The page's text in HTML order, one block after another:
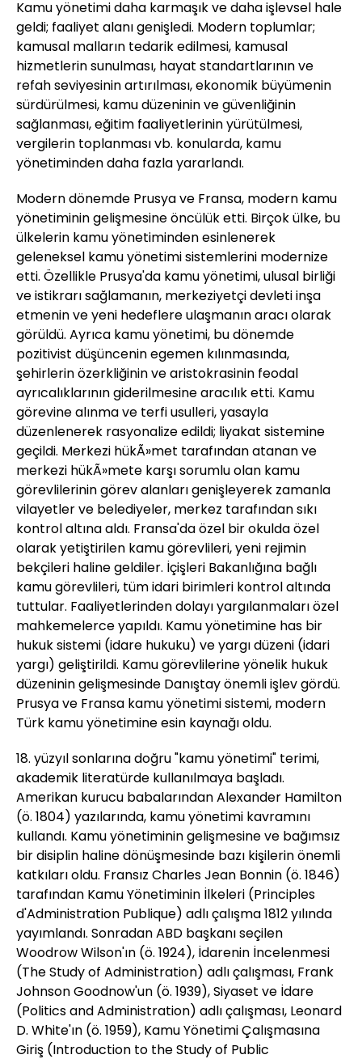
Kamu yönetimi daha karmaşık ve daha işlevsel hale
geldi; faaliyet alanı genişledi. Modern toplumlar;
kamusal malların tedarik edilmesi, kamusal
hizmetlerin sunulması, hayat standartlarının ve
refah seviyesinin artırılması, ekonomik büyümenin
sürdürülmesi, kamu düzeninin ve güvenliğinin
sağlanması, eğitim faaliyetlerinin yürütülmesi,
vergilerin toplanması vb. konularda, kamu
yönetiminden daha fazla yararlandı.
Modern dönemde Prusya ve Fransa, modern kamu
yönetiminin gelişmesine öncülük etti. Birçok ülke, bu
ülkelerin kamu yönetiminden esinlenerek
geleneksel kamu yönetimi sistemlerini modernize
etti. Özellikle Prusya'da kamu yönetimi, ulusal birliği
ve istikrarı sağlamanın, merkeziyetçi devleti inşa
etmenin ve yeni hedeflere ulaşmanın aracı olarak
görüldü. Ayrıca kamu yönetimi, bu dönemde
pozitivist düşüncenin egemen kılınmasında,
şehirlerin özerkliğinin ve aristokrasinin feodal
ayrıcalıklarının giderilmesine aracılık etti. Kamu
görevine alınma ve terfi usulleri, yasayla
düzenlenerek rasyonalize edildi; liyakat sistemine
geçildi. Merkezi hükÃ»met tarafından atanan ve
merkezi hükÃ»mete karşı sorumlu olan kamu
görevlilerinin görev alanları genişleyerek zamanla
vilayetler ve belediyeler, merkez tarafından sıkı
kontrol altına aldı. Fransa'da özel bir okulda özel
olarak yetiştirilen kamu görevlileri, yeni rejimin
bekçileri haline geldiler. İçişleri Bakanlığına bağlı
kamu görevlileri, tüm idari birimleri kontrol altında
tuttular. Faaliyetlerinden dolayı yargılanmaları özel
mahkemelerce yapıldı. Kamu yönetimine has bir
hukuk sistemi (idare hukuku) ve yargı düzeni (idari
yargı) geliştirildi. Kamu görevlilerine yönelik hukuk
düzeninin gelişmesinde Danıştay önemli işlev gördü.
Prusya ve Fransa kamu yönetimi sistemi, modern
Türk kamu yönetimine esin kaynağı oldu.
18. yüzyıl sonlarına doğru "kamu yönetimi" terimi,
akademik literatürde kullanılmaya başladı.
Amerikan kurucu babalarından Alexander Hamilton
(ö. 1804) yazılarında, kamu yönetimi kavramını
kullandı. Kamu yönetiminin gelişmesine ve bağımsız
bir disiplin haline dönüşmesinde bazı kişilerin önemli
katkıları oldu. Fransız Charles Jean Bonnin (ö. 1846)
tarafından Kamu Yönetiminin İlkeleri (Principles
d'Administration Publique) adlı çalışma 1812 yılında
yayımlandı. Sonradan ABD başkanı seçilen
Woodrow Wilson'ın (ö. 1924), İdarenin İncelenmesi
(The Study of Administration) adlı çalışması, Frank
Johnson Goodnow'un (ö. 1939), Siyaset ve İdare
(Politics and Administration) adlı çalışması, Leonard
D. White'ın (ö. 1959), Kamu Yönetimi Çalışmasına
Giriş (Introduction to the Study of Public